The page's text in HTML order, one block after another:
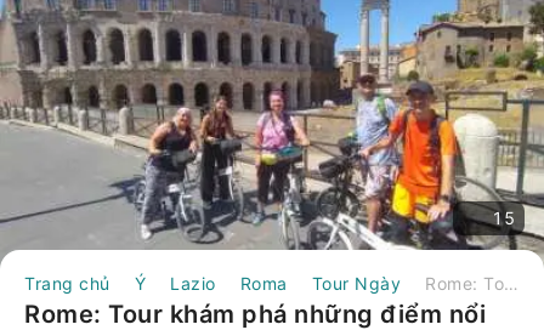
15
Trang chủ Ý Lazio Roma Tour Ngày Rome: Tour khám phá những điểm nổi bật của thành phố bằng xe đạp điện | Ý
Rome: Tour khám phá những điểm nổi